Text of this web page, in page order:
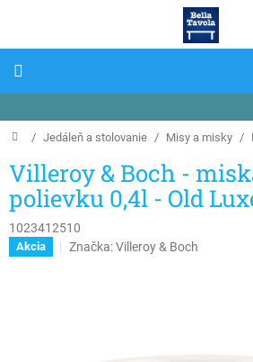
Domov
/ Jedáleň a stolovanie / Misy a misky /
Villeroy & Boch -
polievku 0,4l - Old
1023412510
Akcia Značka:Villeroy & Boch